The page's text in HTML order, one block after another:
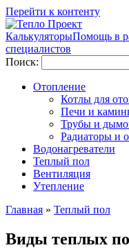
Перейти к контенту
КалькуляторыПомощь в
специалистов
Поиск:
Отопление
Котлы для
Печи и
Трубы и
Радиаторы и
Водонагреватели
Теплый пол
Вентиляция
Утепление
Главная » Теплый пол
Виды теплых